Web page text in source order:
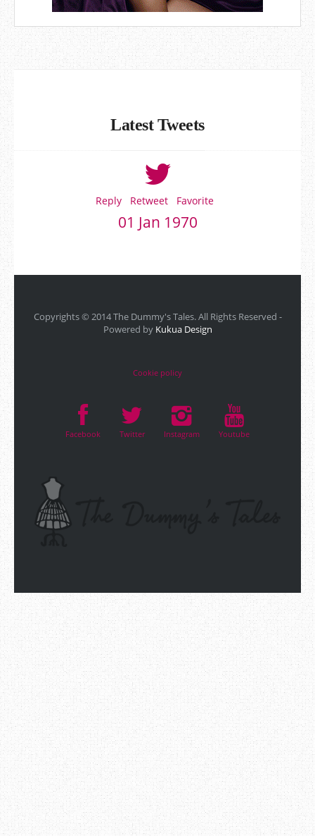
Latest Tweets
Reply Retweet Favorite
01 Jan 1970
Copyrights © 2014 The Dummy's Tales. All Rights Reserved -
Powered by Kukua Design
Cookie policy
Facebook Twitter Instagram Youtube